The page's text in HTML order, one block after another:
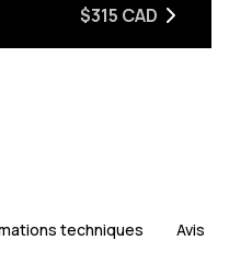
$315 CAD
techniques Avis